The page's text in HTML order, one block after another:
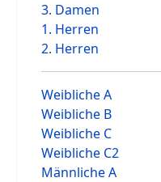
3. Damen
1. Herren
2. Herren
Weibliche A
Weibliche B
Weibliche C
Weibliche C2
Männliche A